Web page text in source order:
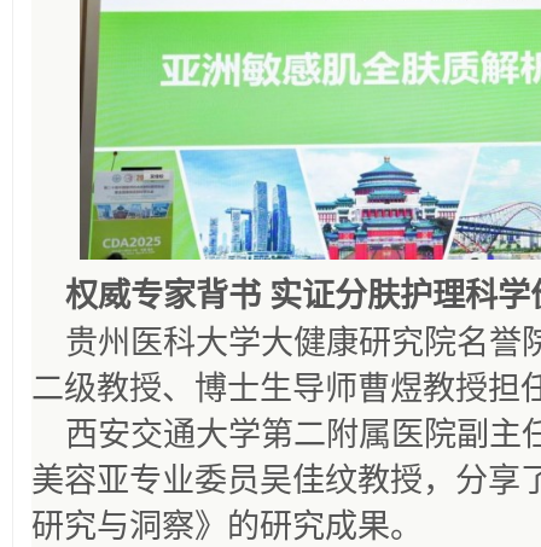
权威专家背书 实证分肤护理科学
贵州医科大学大健康研究院名誉
二级教授、博士生导师曹煜教授担
西安交通大学第二附属医院副主
美容亚专业委员吴佳纹教授，分享
研究与洞察》的研究成果。